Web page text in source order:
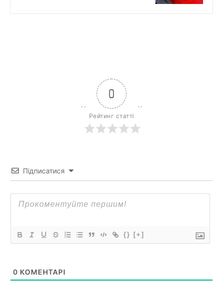
0
Рейтинг статті
Підписатися
{} [+]
0 КОМЕНТАРІ